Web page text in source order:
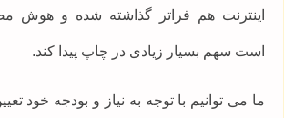
اینترنت هم فراتر گذاشته شده و هوش
است سهم بسیار زیادی در چاپ پیدا کند.
ما می توانیم با توجه به نیاز و بودجه خود